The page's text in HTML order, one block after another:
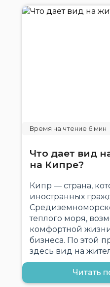
Что дает вид
на Кипре?
Кипр — страна,
иностранных
теплого моря,
комфортной
бизнеса. По этой
здесь вид на
Читать